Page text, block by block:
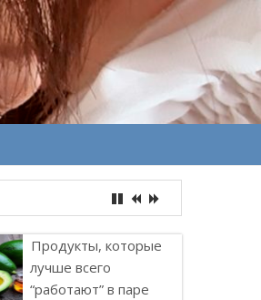
Продукты, которые
лучше всего
“работают” в паре